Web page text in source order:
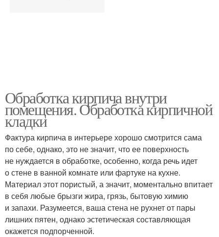
Обработка кирпича внутри
помещения. Обработка кирпичной
кладки
Фактура кирпича в интерьере хорошо смотрится сама
по себе, однако, это не значит, что ее поверхность
не нуждается в обработке, особенно, когда речь идет
о стене в ванной комнате или фартуке на кухне.
Материал этот пористый, а значит, моментально впитает
в себя любые брызги жира, грязь, бытовую химию
и запахи. Разумеется, ваша стена не рухнет от пары
лишних пятен, однако эстетическая составляющая
окажется подпорченной.